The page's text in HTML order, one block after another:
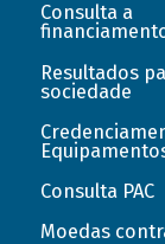
Consulta a
Resultados
sociedade
Consulta PAC
Moedas